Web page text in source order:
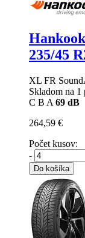
235/45
XL FR
Skladom na 1
C B A 69 dB
264,59 €
Počet kusov:
-
Do košíka